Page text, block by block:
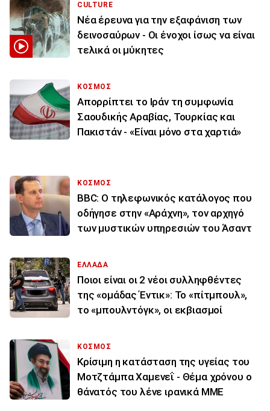
CULTURE
Νέα έρευνα για την εξαφάνιση των
δεινοσαύρων - Οι ένοχοι ίσως να είναι
τελικά οι μύκητες
ΚΟΣΜΟΣ
Απορρίπτει το Ιράν τη συμφωνία
Σαουδικής Αραβίας, Τουρκίας και
Πακιστάν - «Είναι μόνο στα χαρτιά»
ΚΟΣΜΟΣ
BBC: Ο τηλεφωνικός κατάλογος που
οδήγησε στην «Αράχνη», τον αρχηγό
των μυστικών υπηρεσιών του Άσαντ
ΕΛΛΑΔΑ
Ποιοι είναι οι 2 νέοι συλληφθέντες
της «ομάδας Έντικ»: Το «πίτμπουλ»,
το «μπουλντόγκ», οι εκβιασμοί
ΚΟΣΜΟΣ
Κρίσιμη η κατάσταση της υγείας του
Μοτζτάμπα Χαμενεΐ - Θέμα χρόνου ο
θάνατός του λένε ιρανικά ΜΜΕ